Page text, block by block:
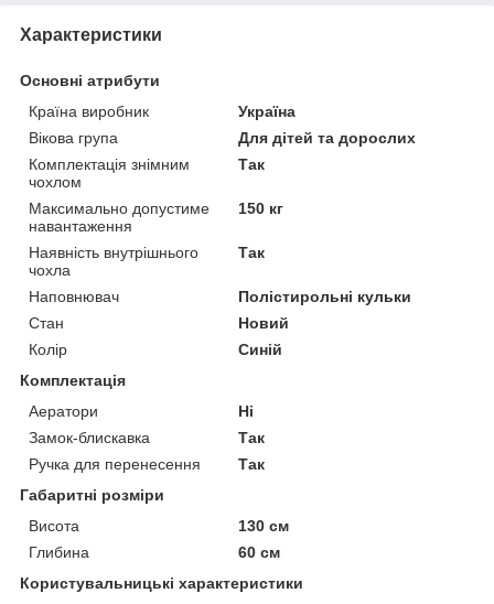
Характеристики
Основні атрибути
Країна виробник
Україна
Вікова група
Для дітей та дорослих
Комплектація знімним
чохлом
Так
Максимально допустиме
навантаження
150 кг
Наявність внутрішнього
чохла
Так
Наповнювач
Полістирольні кульки
Стан
Новий
Колір
Синій
Комплектація
Аератори
Ні
Замок-блискавка
Так
Ручка для перенесення
Так
Габаритні розміри
Висота
130 см
Глибина
60 см
Користувальницькі характеристики